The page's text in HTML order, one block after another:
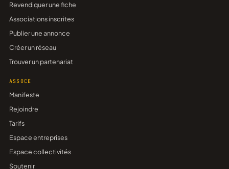
Revendiquer une fiche
Associations inscrites
Publier une annonce
Créer un réseau
Trouver un partenariat
ASSOCE
Manifeste
Rejoindre
Tarifs
Espace entreprises
Espace collectivités
Soutenir